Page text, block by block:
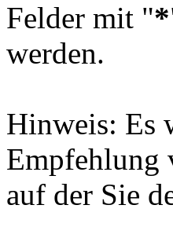
Felder mit "*
werden.
Hinweis: Es
Empfehlung
auf der Sie